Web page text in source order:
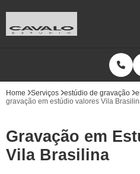
Home Serviços estúdio de gravação
gravação em estúdio valores Vila
Gravação em
Vila Brasilina